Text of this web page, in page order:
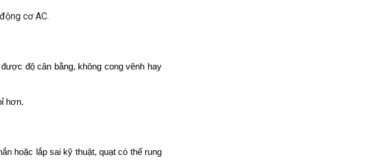
cơ AC.
độ cân bằng, không cong vênh hay
hơn.
hoặc lắp sai kỹ thuật, quạt có thể rung